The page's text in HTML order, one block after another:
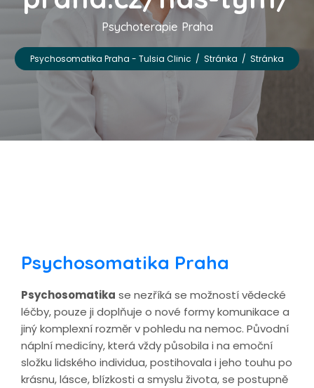
Psychoterapie Praha
Psychosomatika Praha - Tulsia Clinic / Stránka / Stránka
Psychosomatika Praha
Psychosomatika se nezříká se možností vědecké
léčby, pouze ji doplňuje o nové formy komunikace a
jiný komplexní rozměr v pohledu na nemoc. Původní
náplní medicíny, která vždy působila i na emoční
složku lidského individua, postihovala i jeho touhu po
krásnu, lásce, blízkosti a smyslu života, se postupně